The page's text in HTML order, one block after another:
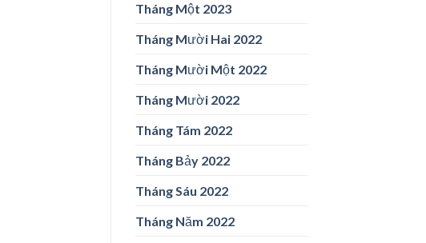
Tháng Một 2023
Tháng Mười Hai 2022
Tháng Mười Một 2022
Tháng Mười 2022
Tháng Tám 2022
Tháng Bảy 2022
Tháng Sáu 2022
Tháng Năm 2022